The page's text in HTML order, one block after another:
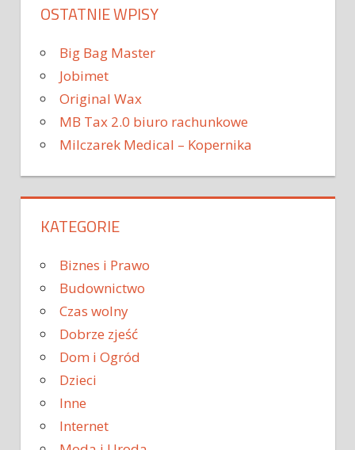
OSTATNIE WPISY
Big Bag Master
Jobimet
Original Wax
MB Tax 2.0 biuro rachunkowe
Milczarek Medical – Kopernika
KATEGORIE
Biznes i Prawo
Budownictwo
Czas wolny
Dobrze zjeść
Dom i Ogród
Dzieci
Inne
Internet